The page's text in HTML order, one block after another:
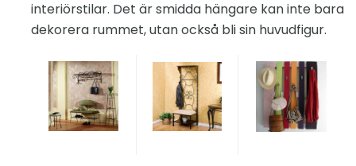
interiörstilar. Det är smidda hängare kan inte bara
dekorera rummet, utan också bli sin huvudfigur.